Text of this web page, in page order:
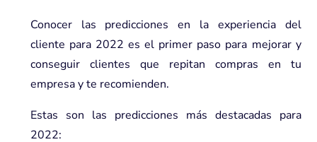
Conocer las predicciones en la experiencia del
cliente para 2022 es el primer paso para mejorar y
conseguir clientes que repitan compras en tu
empresa y te recomienden.
Estas son las predicciones más destacadas para
2022: